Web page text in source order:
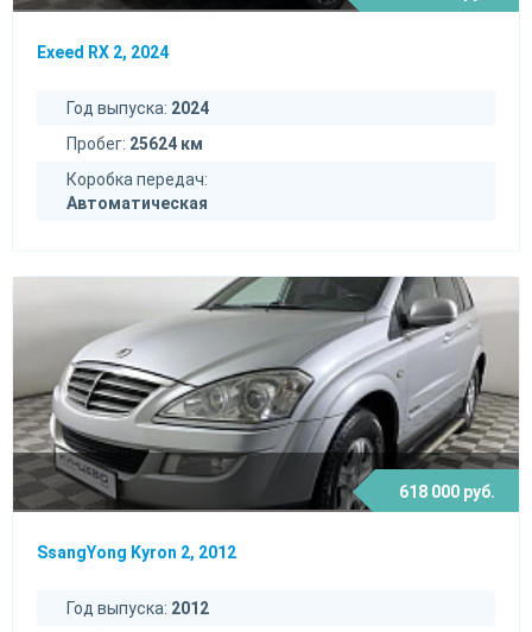
Exeed RX 2, 2024
Год выпуска: 2024
Пробег: 25624 км
Коробка передач:
Автоматическая
618 000 руб.
SsangYong Kyron 2, 2012
Год выпуска: 2012